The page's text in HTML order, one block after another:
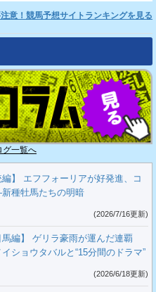
意！競馬予想サイトランキングを見る
一覧へ
編】 エフフォーリアが好発進、コ
種牡馬たちの明暗
(2026/7/16更新)
馬編】 ゲリラ豪雨が運んだ連覇
ショウタバルと“15分間のドラマ”
(2026/6/18更新)